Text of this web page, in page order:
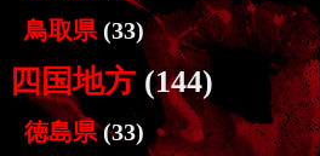
鳥取県 (33)
四国地方 (144)
徳島県(33)